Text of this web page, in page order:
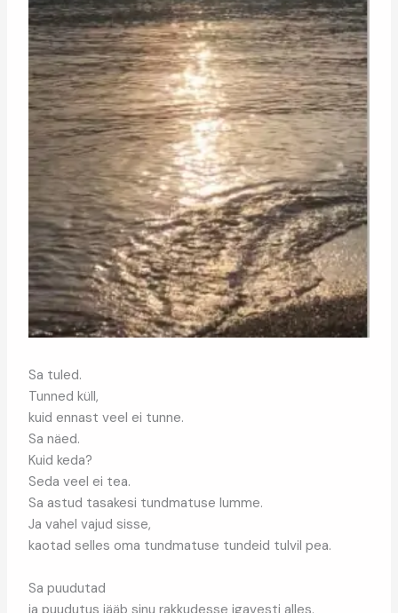
Sa tuled.
Tunned küll,
kuid ennast veel ei tunne.
Sa näed.
Kuid keda?
Seda veel ei tea.
Sa astud tasakesi tundmatuse lumme.
Ja vahel vajud sisse,
kaotad selles oma tundmatuse tundeid tulvil pea.
Sa puudutad
ja puudutus jääb sinu rakkudesse igavesti alles.